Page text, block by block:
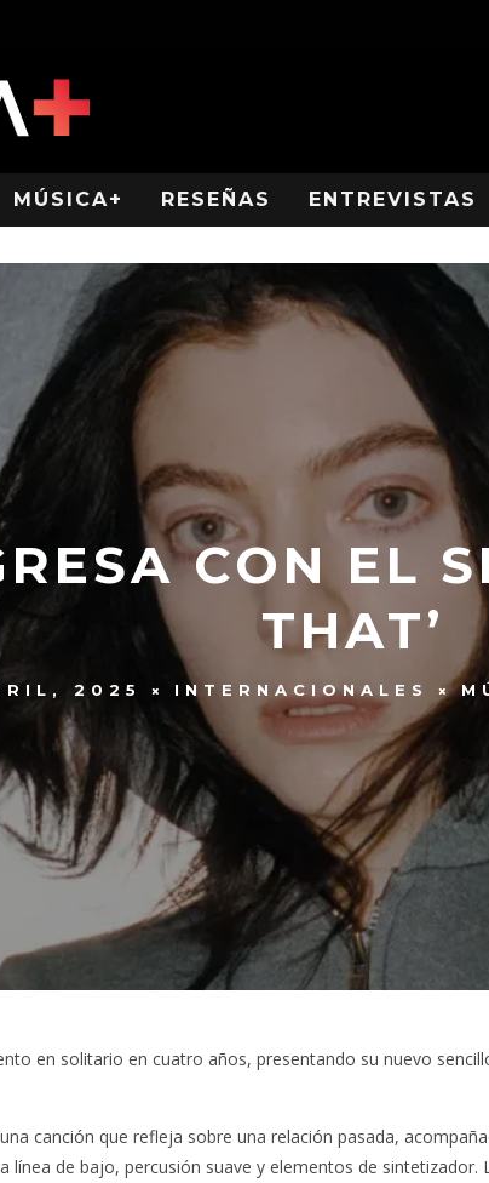
MÚSICA+ RESEÑAS ENTREVISTAS
CON EL
THAT’
2025 INTERNACIONALES
en solitario en cuatro años, presentando su nuevo
canción que refleja sobre una relación pasada,
línea de bajo, percusión suave y elementos de sintetizador.